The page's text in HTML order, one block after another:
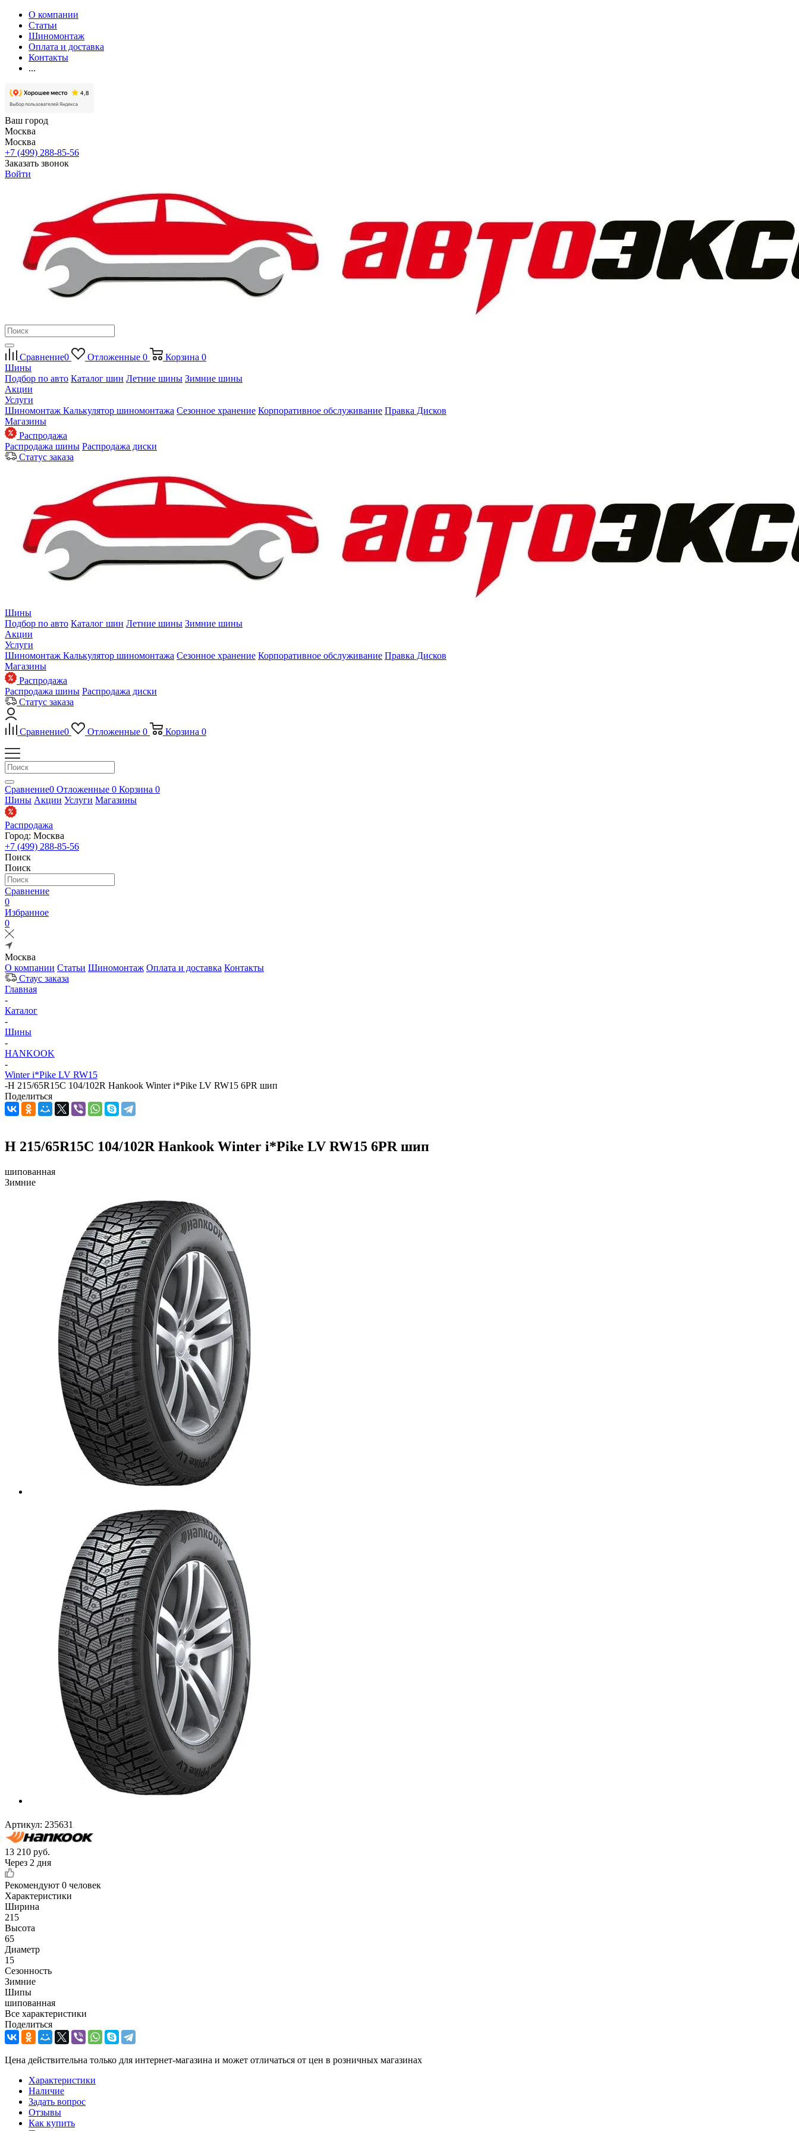
О компании
Статьи
Шиномонтаж
Оплата и доставка
Контакты
...
Ваш город
Москва
Москва
+7 (499) 288-85-56
Заказать звонок
Войти
Сравнение0 Отложенные 0 Корзина 0
Шины
Подбор по авто Каталог шин Летние шины Зимние шины
Акции
Услуги
Шиномонтаж Калькулятор шиномонтажа Сезонное хранение Корпоративное обслуживание Правка Дисков
Магазины
Распродажа
Распродажа шины Распродажа диски
Статус заказа
Шины
Подбор по авто Каталог шин Летние шины Зимние шины
Акции
Услуги
Шиномонтаж Калькулятор шиномонтажа Сезонное хранение Корпоративное обслуживание Правка Дисков
Магазины
Распродажа
Распродажа шины Распродажа диски
Статус заказа
Сравнение0 Отложенные 0 Корзина 0
Сравнение0 Отложенные 0 Корзина 0
Шины Акции Услуги Магазины
Распродажа
Город: Москва
+7 (499) 288-85-56
Поиск
Поиск
Сравнение
0
Избранное
0
Москва
О компании Статьи Шиномонтаж Оплата и доставка Контакты
Стаус заказа
Главная
-
Каталог
-
Шины
-
HANKOOK
-
Winter i*Pike LV RW15
-H 215/65R15C 104/102R Hankook Winter i*Pike LV RW15 6PR шип
Поделиться
H 215/65R15C 104/102R Hankook Winter i*Pike LV RW15 6PR шип
шипованная
Зимние
Артикул: 235631
13 210 руб.
Через 2 дня
Рекомендуют 0 человек
Характеристики
Ширина
215
Высота
65
Диаметр
15
Сезонность
Зимние
Шипы
шипованная
Все характеристики
Поделиться
Цена действительна только для интернет-магазина и может отличаться от цен в розничных магазинах
Характеристики
Наличие
Задать вопрос
Отзывы
Как купить